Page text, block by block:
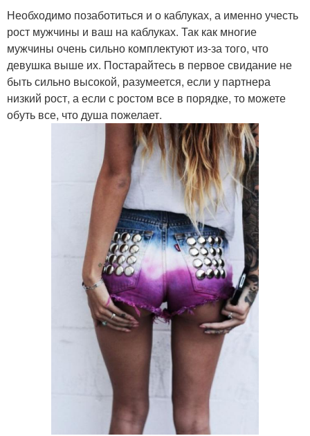
Необходимо позаботиться и о каблуках, а именно учесть
рост мужчины и ваш на каблуках. Так как многие
мужчины очень сильно комплектуют из-за того, что
девушка выше их. Постарайтесь в первое свидание не
быть сильно высокой, разумеется, если у партнера
низкий рост, а если с ростом все в порядке, то можете
обуть все, что душа пожелает.